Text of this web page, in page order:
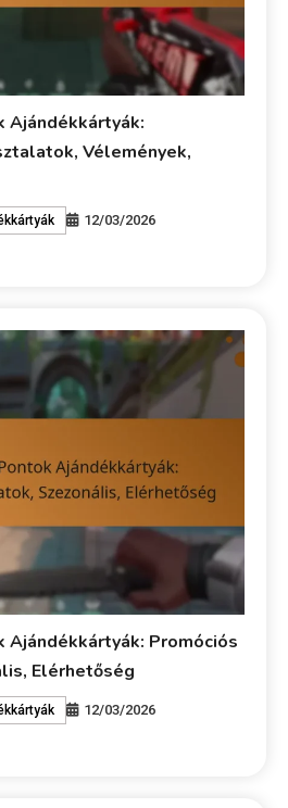
Ajándékkártyák:
Vélemények,
12/03/2026
Ajándékkártyák: Promóciós
Elérhetőség
12/03/2026